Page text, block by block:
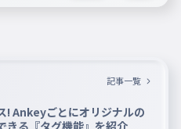
記事一覧
! Ankeyごとにオリジナルの
きる『タグ機能』を紹介